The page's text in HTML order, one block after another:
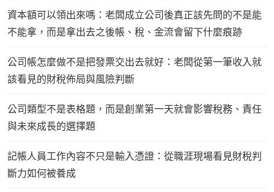
資本額可以領出來嗎：老闆成立公司後真正該先問的不是能
不能拿，而是拿出去之後帳、稅、金流會留下什麼痕跡
公司帳怎麼做不是把發票交出去就好：老闆從第一筆收入就
該看見的財稅佈局與風險判斷
公司類型不是表格題，而是創業第一天就會影響稅務、責任
與未來成長的選擇題
記帳人員工作內容不只是輸入憑證：從職涯現場看見財稅判
斷力如何被養成